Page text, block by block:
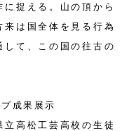
捉える。山の頂から
は国全体を見る行為
して、この国の往古の
成果展示
高松工芸高校の生徒